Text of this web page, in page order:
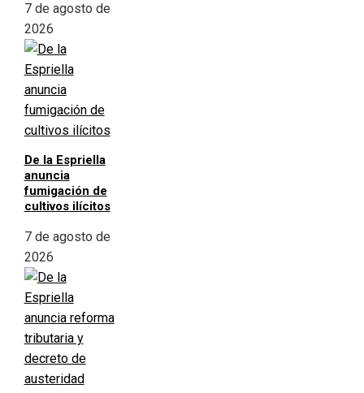
7 de agosto de
2026
De la Espriella
anuncia
fumigación de
cultivos ilícitos
7 de agosto de
2026